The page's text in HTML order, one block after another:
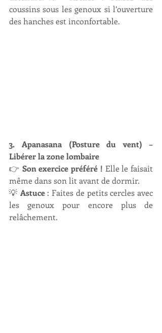
coussins sous les genoux si l’ouverture
des hanches est inconfortable.
3. Apanasana (Posture du vent) –
Libérer la zone lombaire
👉 Son exercice préféré ! Elle le faisait
même dans son lit avant de dormir.
💡 Astuce : Faites de petits cercles avec
les genoux pour encore plus de
relâchement.